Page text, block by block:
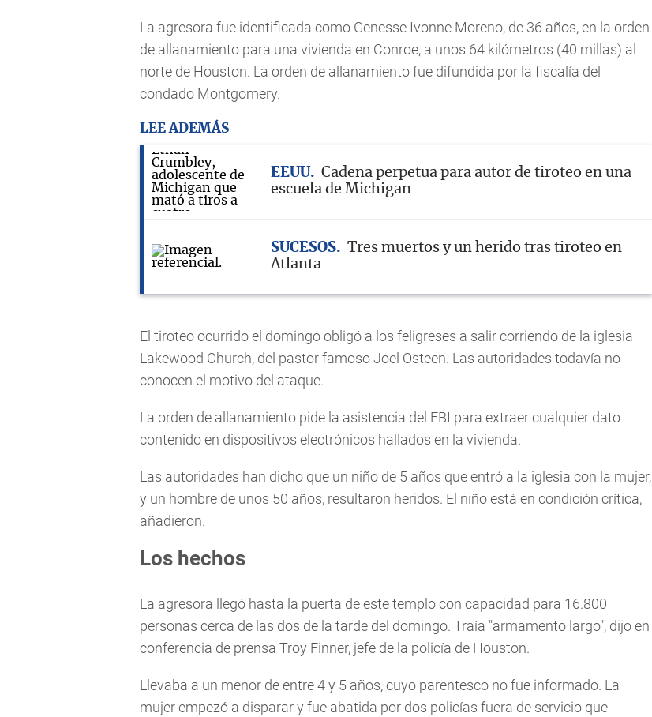
La agresora fue identificada como Genesse Ivonne Moreno, de 36 años, en la orden
de allanamiento para una vivienda en Conroe, a unos 64 kilómetros (40 millas) al
norte de Houston. La orden de allanamiento fue difundida por la fiscalía del
condado Montgomery.
LEE ADEMÁS
EEUU
Cadena perpetua para autor de tiroteo en una
escuela de Michigan
SUCESOS
Tres muertos y un herido tras tiroteo en
Atlanta
El tiroteo ocurrido el domingo obligó a los feligreses a salir corriendo de la iglesia
Lakewood Church, del pastor famoso Joel Osteen. Las autoridades todavía no
conocen el motivo del ataque.
La orden de allanamiento pide la asistencia del FBI para extraer cualquier dato
contenido en dispositivos electrónicos hallados en la vivienda.
Las autoridades han dicho que un niño de 5 años que entró a la iglesia con la mujer,
y un hombre de unos 50 años, resultaron heridos. El niño está en condición crítica,
añadieron.
Los hechos
La agresora llegó hasta la puerta de este templo con capacidad para 16.800
personas cerca de las dos de la tarde del domingo. Traía "armamento largo", dijo en
conferencia de prensa Troy Finner, jefe de la policía de Houston.
Llevaba a un menor de entre 4 y 5 años, cuyo parentesco no fue informado. La
mujer empezó a disparar y fue abatida por dos policías fuera de servicio que